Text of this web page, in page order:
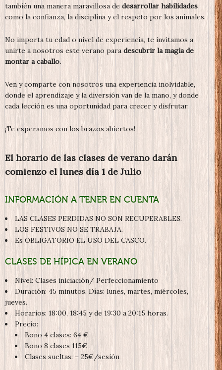
también una manera maravillosa de desarrollar habilidades
como la confianza, la disciplina y el respeto por los animales.
No importa tu edad o nivel de experiencia, te invitamos a
unirte a nosotros este verano para descubrir la magia de
montar a caballo.
Ven y comparte con nosotros una experiencia inolvidable,
donde el aprendizaje y la diversión van de la mano, y donde
cada lección es una oportunidad para crecer y disfrutar.
¡Te esperamos con los brazos abiertos!
El horario de las clases de verano darán
comienzo el lunes día 1 de Julio
INFORMACIÓN A TENER EN CUENTA
LAS CLASES PERDIDAS NO SON RECUPERABLES.
LOS FESTIVOS NO SE TRABAJA.
Es OBLIGATORIO EL USO DEL CASCO.
CLASES DE HÍPICA EN VERANO
Nivel: Clases iniciación/ Perfeccionamiento
Duración: 45 minutos. Días: lunes, martes, miércoles,
jueves.
Horarios: 18:00, 18:45 y de 19:30 a 20:15 horas.
Precio:
Bono 4 clases: 64 €
Bono 8 clases 115€
Clases sueltas: – 25€/sesión